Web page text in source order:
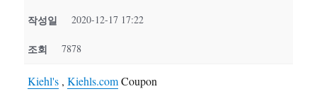
작성일 2020-12-17 17:22
조회 7878
Kiehl's ,Kiehls.comCoupon